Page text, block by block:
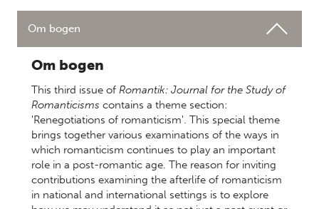
Om bogen
Om bogen
This third issue of Romantik: Journal for the Study of
Romanticisms contains a theme section:
'Renegotiations of romanticism'. This special theme
brings together various examinations of the ways in
which romanticism continues to play an important
role in a post-romantic age. The reason for inviting
contributions examining the afterlife of romanticism
in national and international settings is to explore